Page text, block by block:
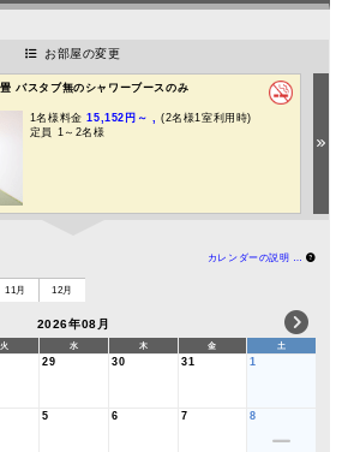
お部屋の変更
バスタブ無のシャワーブースのみ
1名様料金15,152円～ , (2名様1室利用時)
定員 1～2名様
カレンダーの説明 …
11月 12月
2026年08月
火 水 木 金 土
29 30 31 1
5 6 7 8